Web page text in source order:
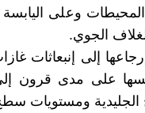
وعلى
الجوي.
إلى إنبعاثات
على مدى قرون
ومستويات سطح